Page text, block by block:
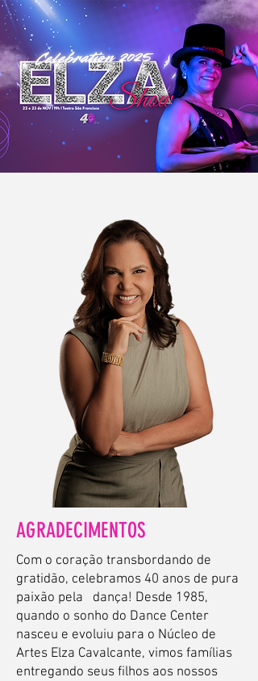
AGRADECIMENTOS
Com o coração transbordando de
gratidão, celebramos 40 anos de pura
paixão pela dança! Desde 1985,
quando o sonho do Dance Center
nasceu e evoluiu para o Núcleo de
Artes Elza Cavalcante, vimos famílias
entregando seus filhos aos nossos